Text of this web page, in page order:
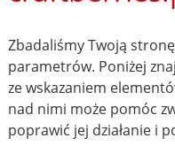
Zbadaliśmy Twoją
parametrów. Poniżej
ze wskazaniem
nad nimi może pomóc
poprawić jej działanie i